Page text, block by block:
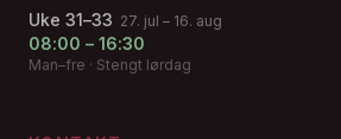
Uke 31–33 27. jul – 16. aug
08:00 – 16:30
Man–fre · Stengt lørdag